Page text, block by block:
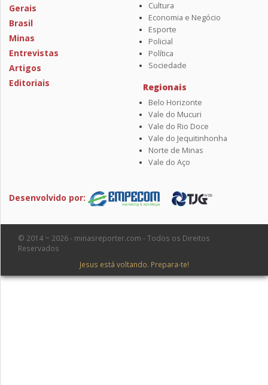
Gerais
Brasil
Minas
Entrevistas
Artigos
Editoriais
Cultura
Economia e Negócio
Esporte
Policial
Política
Sociedade
Regionais
Belo Horizonte
Vale do Mucuri
Vale do Rio Doce
Vale do Jequitinhonha
Norte de Minas
Vale do Aço
Desenvolvido por:
© 2014 ~ 2026 - minasreporter.com - Todos os Direitos
Reservados
Jesus está voltando. Prepara-te!